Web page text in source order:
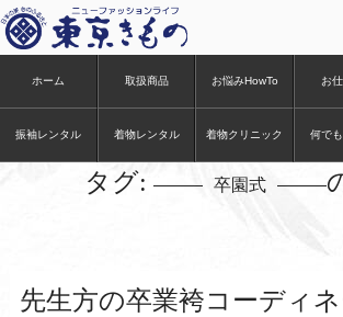
ホーム 取扱商品 お悩みHowTo お
振袖レンタル 着物レンタル 着物クリニック 何で
ホーム> 卒園式
タグ: 卒園式
先生方の卒業袴コーディ